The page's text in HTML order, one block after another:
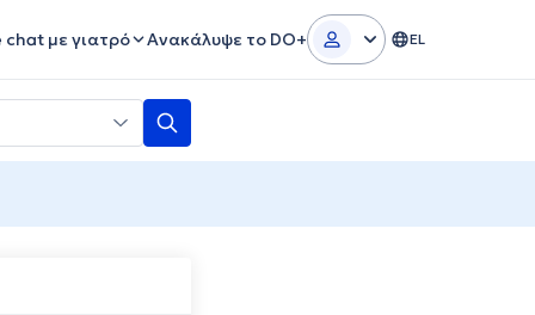
chat με γιατρό Ανακάλυψε το DO+ EL